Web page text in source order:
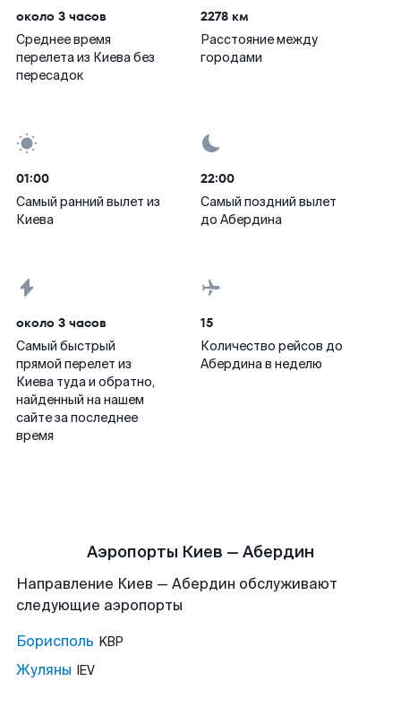
около 3 часов
Среднее время
перелета из Киева без
пересадок
2278 км
Расстояние между
городами
01:00
Самый ранний вылет из
Киева
22:00
Самый поздний вылет
до Абердина
около 3 часов
Самый быстрый
прямой перелет из
Киева туда и обратно,
найденный на нашем
сайте за последнее
время
15
Количество рейсов до
Абердина в неделю
Аэропорты Киев — Абердин
Направление Киев — Абердин обслуживают
следующие аэропорты
Борисполь KBP
Жуляны IEV